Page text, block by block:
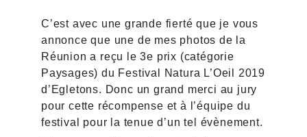
C’est avec une grande fierté que je vous
annonce que une de mes photos de la
Réunion a reçu le 3e prix (catégorie
Paysages) du Festival Natura L’Oeil 2019
d’Egletons. Donc un grand merci au jury
pour cette récompense et à l’équipe du
festival pour la tenue d’un tel évènement.